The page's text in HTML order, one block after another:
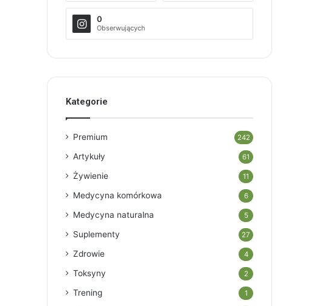
0
Obserwujących
Kategorie
Premium 242
Artykuły 61
Żywienie 11
Medycyna komórkowa 6
Medycyna naturalna 5
Suplementy 27
Zdrowie 4
Toksyny 2
Trening 1